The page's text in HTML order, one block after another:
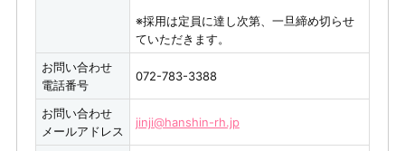
※採用は定員に達し次第、一旦締め切らせ
ていただきます。
お問い合わせ
電話番号
072-783-3388
お問い合わせ
メールアドレス
jinji@hanshin-rh.jp